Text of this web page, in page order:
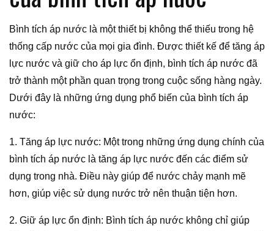
Bình tích áp nước là một thiết bị không thể thiếu trong hệ
thống cấp nước của mọi gia đình. Được thiết kế để tăng áp
lực nước và giữ cho áp lực ổn định, bình tích áp nước đã
trở thành một phần quan trọng trong cuộc sống hàng ngày.
Dưới đây là những ứng dụng phổ biến của bình tích áp
nước:
1. Tăng áp lực nước: Một trong những ứng dụng chính của
bình tích áp nước là tăng áp lực nước đến các điểm sử
dụng trong nhà. Điều này giúp để nước chảy mạnh mẽ
hơn, giúp việc sử dụng nước trở nên thuận tiện hơn.
2. Giữ áp lực ổn định: Bình tích áp nước không chỉ giúp